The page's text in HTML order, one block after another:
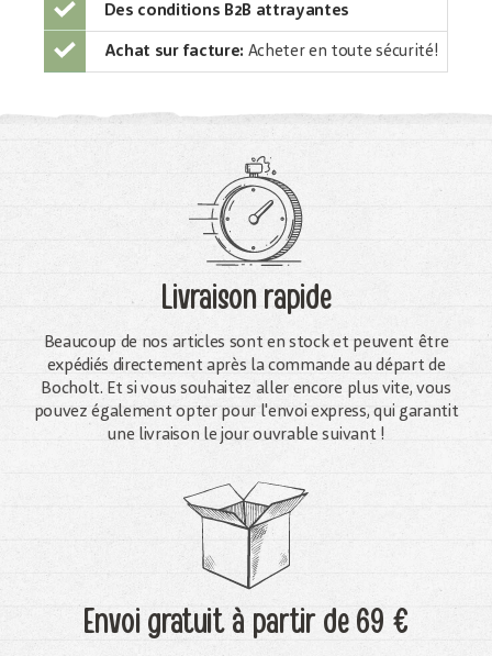
Des conditions B2B attrayantes
Achat sur facture: Acheter en toute sécurité!
Livraison rapide
Beaucoup de nos articles sont en stock et peuvent être
expédiés directement après la commande au départ de
Bocholt. Et si vous souhaitez aller encore plus vite, vous
pouvez également opter pour l'envoi express, qui garantit
une livraison le jour ouvrable suivant !
Envoi gratuità partir de 69 €